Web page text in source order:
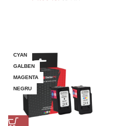
CYAN
GALBEN
MAGENTA
NEGRU